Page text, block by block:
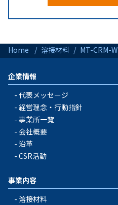
Home 溶接材料 MT-CRM-W
企業情報
代表メッセージ
経営理念・行動指針
事業所一覧
会社概要
沿革
CSR活動
事業内容
溶接材料